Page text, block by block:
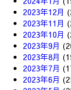
2023年12月
2023年11月
2023年10月
2023年9月
2023年8月
2023年7月
2023年6月